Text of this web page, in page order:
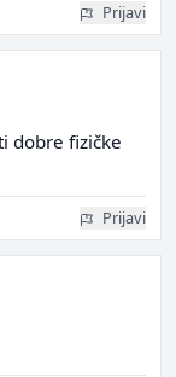
Prijavi
dobre fizičke
Prijavi